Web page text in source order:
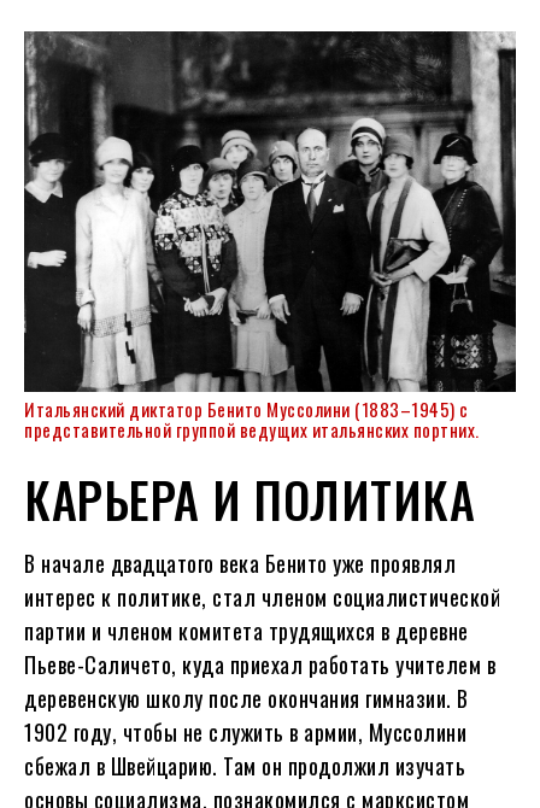
Итальянский диктатор Бенито Муссолини (1883–1945) с
представительной группой ведущих итальянских портних.
КАРЬЕРА И ПОЛИТИКА
В начале двадцатого века Бенито уже проявлял
интерес к политике, стал членом социалистической
партии и членом комитета трудящихся в деревне
Пьеве-Саличето, куда приехал работать учителем в
деревенскую школу после окончания гимназии. В
1902 году, чтобы не служить в армии, Муссолини
сбежал в Швейцарию. Там он продолжил изучать
основы социализма, познакомился с марксистом